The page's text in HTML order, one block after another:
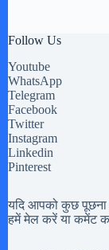
Follow Us
Youtube
WhatsApp
Telegram
Facebook
Twitter
Instagram
Linkedin
Pinterest
यदि आपको कुछ पूछना
हमें मेल करें या कमेंट